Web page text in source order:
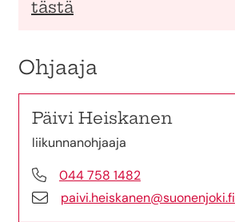
tästä
Ohjaaja
Päivi Heiskanen
liikunnanohjaaja
044 758 1482
paivi.heiskanen@suonenjoki.fi